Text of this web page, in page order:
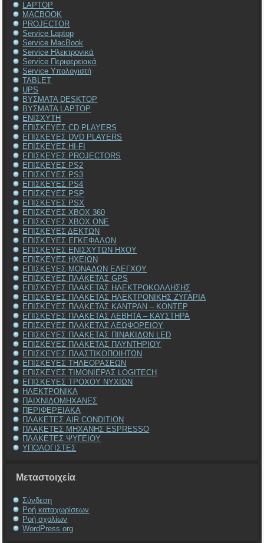
LAPTOP
MACBOOK
PROJECTOR
Service Laptop
Service MacBook
Service Ηλεκτρονικά
Service Περιφερειακά
Service Υπολογιστή
TABLET
UPS
ΒΥΣΜΑΤΑ DESKTOP
ΒΥΣΜΑΤΑ LAPTOP
ΕΝΙΣΧΥΤΗ
ΕΠΙΣΚΕΥΕΣ CD PLAYERS
ΕΠΙΣΚΕΥΕΣ DVD PLAYERS
ΕΠΙΣΚΕΥΕΣ HI-FI
ΕΠΙΣΚΕΥΕΣ PROJECTORS
ΕΠΙΣΚΕΥΕΣ PS2
ΕΠΙΣΚΕΥΕΣ PS3
ΕΠΙΣΚΕΥΕΣ PS4
ΕΠΙΣΚΕΥΕΣ PSP
ΕΠΙΣΚΕΥΕΣ PSX
ΕΠΙΣΚΕΥΕΣ XBOX 360
ΕΠΙΣΚΕΥΕΣ XBOX ONE
ΕΠΙΣΚΕΥΕΣ ΔΕΚΤΩΝ
ΕΠΙΣΚΕΥΕΣ ΕΓΚΕΦΑΛΩΝ
ΕΠΙΣΚΕΥΕΣ ΕΝΙΣΧΥΤΩΝ ΗΧΟΥ
ΕΠΙΣΚΕΥΕΣ ΗΧΕΙΩΝ
ΕΠΙΣΚΕΥΕΣ ΜΟΝΑΔΩΝ ΕΛΕΓΧΟΥ
ΕΠΙΣΚΕΥΕΣ ΠΛΑΚΕΤΑΣ GPS
ΕΠΙΣΚΕΥΕΣ ΠΛΑΚΕΤΑΣ ΗΛΕΚΤΡΟΚΟΛΛΗΣΗΣ
ΕΠΙΣΚΕΥΕΣ ΠΛΑΚΕΤΑΣ ΗΛΕΚΤΡΟΝΙΚΗΣ ΖΥΓΑΡΙΑ
ΕΠΙΣΚΕΥΕΣ ΠΛΑΚΕΤΑΣ ΚΑΝΤΡΑΝ – ΚΟΝΤΕΡ
ΕΠΙΣΚΕΥΕΣ ΠΛΑΚΕΤΑΣ ΛΕΒΗΤΑ – ΚΑΥΣΤΗΡΑ
ΕΠΙΣΚΕΥΕΣ ΠΛΑΚΕΤΑΣ ΛΕΩΦΟΡΕΙΟΥ
ΕΠΙΣΚΕΥΕΣ ΠΛΑΚΕΤΑΣ ΠΙΝΑΚΙΔΩΝ LED
ΕΠΙΣΚΕΥΕΣ ΠΛΑΚΕΤΑΣ ΠΛΥΝΤΗΡΙΟΥ
ΕΠΙΣΚΕΥΕΣ ΠΛΑΣΤΙΚΟΠΟΙΗΤΩΝ
ΕΠΙΣΚΕΥΕΣ ΤΗΛΕΟΡΑΣΕΩΝ
ΕΠΙΣΚΕΥΕΣ ΤΙΜΟΝΙΕΡΑΣ LOGITECH
ΕΠΙΣΚΕΥΕΣ ΤΡΟΧΟΥ ΝΥΧΙΩΝ
ΗΛΕΚΤΡΟΝΙΚΑ
ΠΑΙΧΝΙΔΟΜΗΧΑΝΕΣ
ΠΕΡΙΦΕΡΕΙΑΚΑ
ΠΛΑΚΕΤΕΣ AIR CONDITION
ΠΛΑΚΕΤΕΣ ΜΗΧΑΝΗΣ ESPRESSO
ΠΛΑΚΕΤΕΣ ΨΥΓΕΙΟΥ
ΥΠΟΛΟΓΙΣΤΕΣ
Μεταστοιχεία
Σύνδεση
Ροή καταχωρίσεων
Ροή σχολίων
WordPress.org